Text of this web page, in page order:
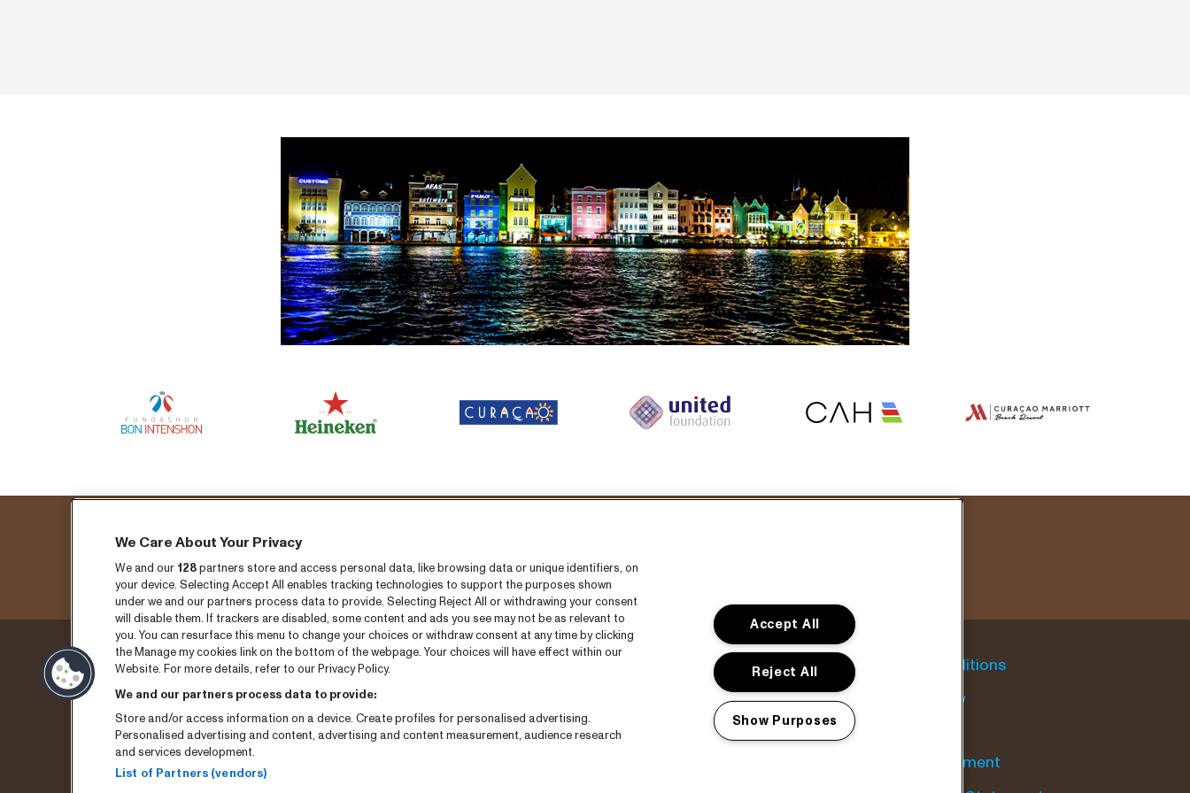
Síguenos en
Jueves 3 de septiembre
Viernes 4 de septiembre
Sábado 5 de septiembre
Archivo del programa
Entradas
Notisia
Prensa
CNSJ26 Spotify playlist
Instagram
General conditions
Cookie policy
Privacy statement
We Care About Your Privacy
We and our 128partners store and access personal data, like browsing data or unique identifiers, on
your device. Selecting Accept All enables tracking technologies to support the purposes shown
under we and our partners process data to provide. Selecting Reject All or withdrawing your consent
will disable them. If trackers are disabled, some content and ads you see may not be as relevant to
you. You can resurface this menu to change your choices or withdraw consent at any time by clicking
the Manage my cookies link on the bottom of the webpage. Your choices will have effect within our
Website. For more details, refer to our Privacy Policy.
We and our partners process data to provide:
Store and/or access information on a device. Create profiles for personalised advertising.
Personalised advertising and content, advertising and content measurement, audience research
and services development.
List of Partners (vendors)
Accept All
Reject All
Show Purposes